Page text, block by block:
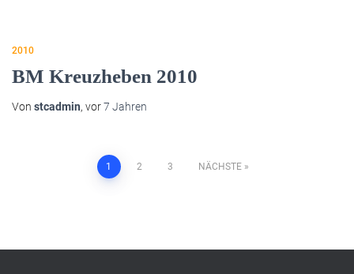
2010
BM Kreuzheben 2010
Von stcadmin, vor7 Jahren
Seitennummerierung
Beiträge
1 2 3 NÄCHSTE